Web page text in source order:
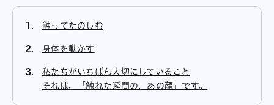
触ってたのしむ
身体を動かす
私たちがいちばん大切にしていること
それは、「触れた瞬間の、あの顔」です。